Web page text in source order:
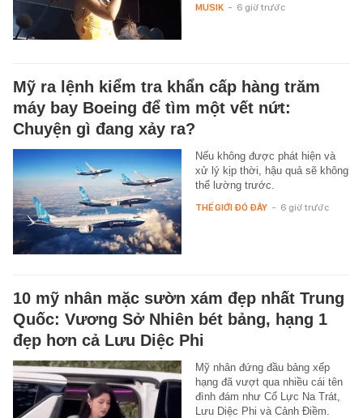
MUSIK - 6 giờ trước
Mỹ ra lệnh kiểm tra khẩn cấp hàng trăm
máy bay Boeing để tìm một vết nứt:
Chuyện gì đang xảy ra?
Nếu không được phát hiện và
xử lý kịp thời, hậu quả sẽ không
thể lường trước.
THẾ GIỚI ĐÓ ĐÂY - 6 giờ trước
10 mỹ nhân mặc sườn xám đẹp nhất Trung
Quốc: Vương Sở Nhiên bét bảng, hạng 1
đẹp hơn cả Lưu Diệc Phi
Mỹ nhân đứng đầu bảng xếp
hạng đã vượt qua nhiều cái tên
đình đám như Cổ Lực Na Trát,
Lưu Diệc Phi và Cảnh Điềm.